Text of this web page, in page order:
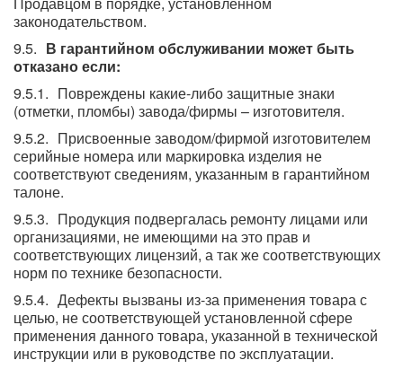
законодательством.
В гарантийном обслуживании может быть
отказано если:
Повреждены какие-либо защитные знаки
(отметки, пломбы) завода/фирмы – изготовителя.
Присвоенные заводом/фирмой изготовителем
серийные номера или маркировка изделия не
соответствуют сведениям, указанным в гарантийном
талоне.
Продукция подвергалась ремонту лицами или
организациями, не имеющими на это прав и
соответствующих лицензий, а так же соответствующих
норм по технике безопасности.
Дефекты вызваны из-за применения товара с
целью, не соответствующей установленной сфере
применения данного товара, указанной в технической
инструкции или в руководстве по эксплуатации.